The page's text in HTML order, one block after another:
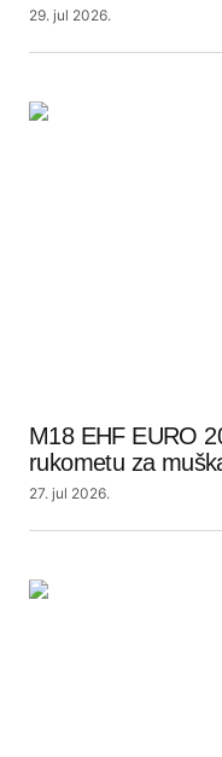
29. jul 2026.
M18 EHF EURO
rukometu za
27. jul 2026.